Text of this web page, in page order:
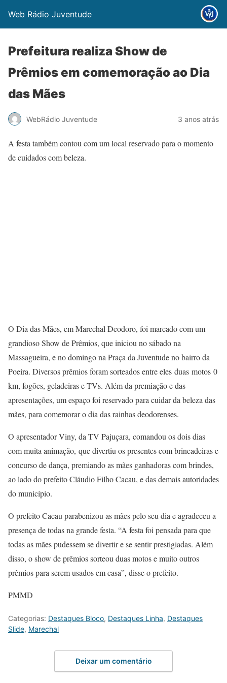
Web Rádio Juventude
Prefeitura realiza Show de
Prêmios em comemoração ao Dia
das Mães
WebRádio Juventude 3 anos atrás
A festa também contou com um local reservado para o momento
de cuidados com beleza.
O Dia das Mães, em Marechal Deodoro, foi marcado com um
grandioso Show de Prêmios, que iniciou no sábado na
Massagueira, e no domingo na Praça da Juventude no bairro da
Poeira. Diversos prêmios foram sorteados entre eles duas motos 0
km, fogões, geladeiras e TVs. Além da premiação e das
apresentações, um espaço foi reservado para cuidar da beleza das
mães, para comemorar o dia das rainhas deodorenses.
O apresentador Viny, da TV Pajuçara, comandou os dois dias
com muita animação, que divertiu os presentes com brincadeiras e
concurso de dança, premiando as mães ganhadoras com brindes,
ao lado do prefeito Cláudio Filho Cacau, e das demais autoridades
do município.
O prefeito Cacau parabenizou as mães pelo seu dia e agradeceu a
presença de todas na grande festa. “A festa foi pensada para que
todas as mães pudessem se divertir e se sentir prestigiadas. Além
disso, o show de prêmios sorteou duas motos e muito outros
prêmios para serem usados em casa”, disse o prefeito.
PMMD
Categorias: Destaques Bloco, Destaques Linha, Destaques
Slide, Marechal
Deixar um comentário